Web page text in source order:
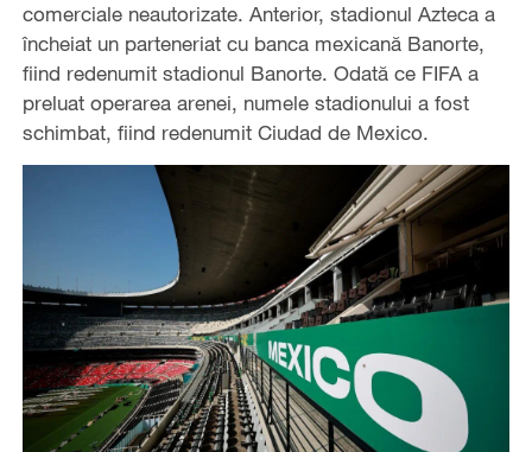
comerciale neautorizate. Anterior, stadionul Azteca a
încheiat un parteneriat cu banca mexicană Banorte,
fiind redenumit stadionul Banorte. Odată ce FIFA a
preluat operarea arenei, numele stadionului a fost
schimbat, fiind redenumit Ciudad de Mexico.